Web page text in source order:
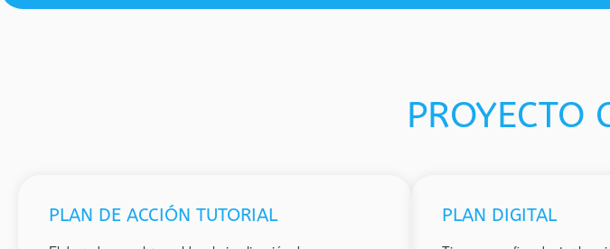
PROYECTO
PLAN DE ACCIÓN TUTORIAL PLAN DIGITAL